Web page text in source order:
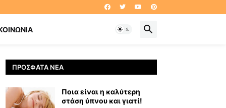
ΠΡΌΣΦΑΤΑ ΝΈΑ
Ποια είναι η καλύτερη
στάση ύπνου και γιατί!